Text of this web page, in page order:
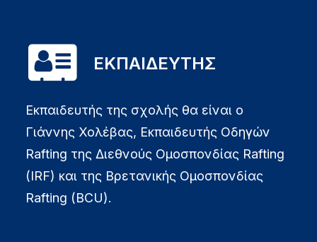
ΕΚΠΑΙΔΕΥΤΗΣ
Εκπαιδευτής της σχολής θα είναι ο
Γιάννης Χολέβας, Εκπαιδευτής Οδηγών
Rafting της Διεθνούς Ομοσπονδίας Rafting
(IRF) και της Βρετανικής Ομοσπονδίας
Rafting (BCU).